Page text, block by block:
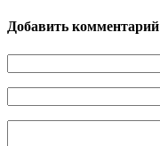
Добавить комментарий